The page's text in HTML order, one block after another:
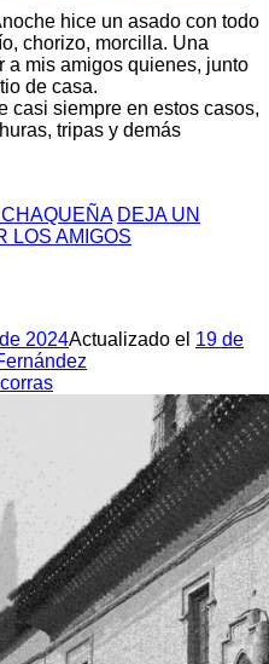
hice un asado con todo
chorizo, morcilla. Una
a mis amigos quienes, junto
de casa.
casi siempre en estos casos,
tripas y demás
DEJA UN
LOS AMIGOS
2024Actualizado el 19 de